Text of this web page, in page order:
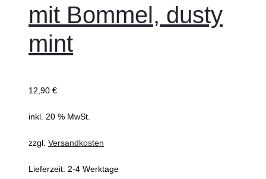
mit Bommel, dusty
mint
12,90 €
inkl. 20 % MwSt.
zzgl. Versandkosten
Lieferzeit: 2-4 Werktage